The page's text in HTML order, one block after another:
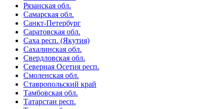
Рязанская обл.
Самарская обл.
Санкт-Петербург
Саратовская обл.
Саха респ. (Якутия)
Сахалинская обл.
Свердловская обл.
Северная Осетия респ.
Смоленская обл.
Ставропольский край
Тамбовская обл.
Татарстан респ.